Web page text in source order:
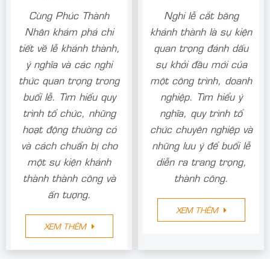
Cùng Phúc Thành
Nhân khám phá chi
tiết về lễ khánh thành,
ý nghĩa và các nghi
thức quan trọng trong
buổi lễ. Tìm hiểu quy
trình tổ chức, những
hoạt động thường có
và cách chuẩn bị cho
một sự kiện khánh
thành thành công và
ấn tượng.
XEM THÊM
Nghi lễ cắt băng
khánh thành là sự kiện
quan trọng đánh dấu
sự khởi đầu mới của
một công trình, doanh
nghiệp. Tìm hiểu ý
nghĩa, quy trình tổ
chức chuyên nghiệp và
những lưu ý để buổi lễ
diễn ra trang trọng,
thành công.
XEM THÊM